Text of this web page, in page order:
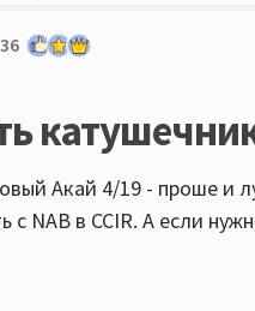
36
Акай 4/19 - проше и
с NAB в CCIR. А если